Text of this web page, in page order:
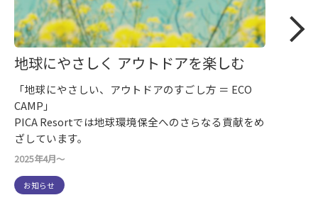
地球にやさしく アウトドアを楽しむ
「地球にやさしい、アウトドアのすごし方 ＝ ECO
CAMP」
PICA Resortでは地球環境保全へのさらなる貢献をめ
ざしています。
2025年4月～
お知らせ